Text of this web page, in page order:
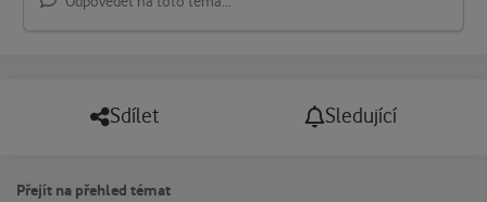
Sdílet Sledující
Přejít na přehled témat